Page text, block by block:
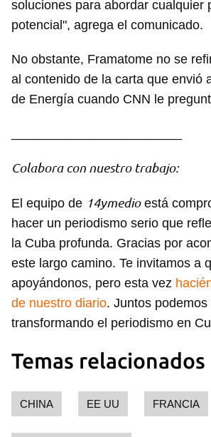
INICIAR SESIÓN
soluciones para abordar cualquier
potencial", agrega el comunicado.
No obstante, Framatome no se
al contenido de la carta que envió
de Energía cuando CNN le
Colabora con nuestro trabajo:
El equipo de 14ymedioestá
hacer un periodismo serio que
la Cuba profunda. Gracias por
este largo camino. Te invitamos a
apoyándonos, pero esta vez
de nuestro diario. Juntos podemos
transformando el periodismo en
Temas relacionados
CHINA EE UU FRANCIA